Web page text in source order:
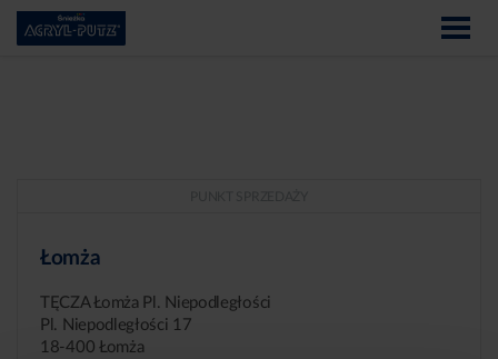
Łomża
TĘCZA Łomża Pl. Niepodległości
Pl. Niepodległości 17
18-400 Łomża